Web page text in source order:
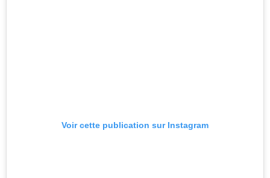
Voir cette publication sur Instagram